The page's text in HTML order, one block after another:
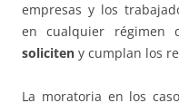
empresas y los
en cualquier régimen
soliciten y cumplan los
La moratoria en los